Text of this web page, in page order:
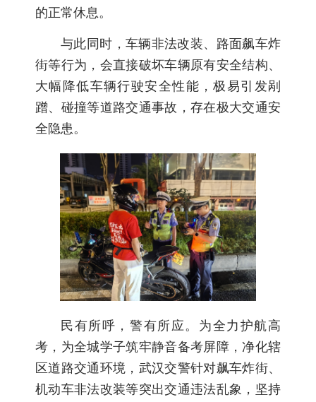
的正常休息。
与此同时，车辆非法改装、路面飙车炸
街等行为，会直接破坏车辆原有安全结构、
大幅降低车辆行驶安全性能，极易引发剐
蹭、碰撞等道路交通事故，存在极大交通安
全隐患。
民有所呼，警有所应。为全力护航高
考，为全城学子筑牢静音备考屏障，净化辖
区道路交通环境，武汉交警针对飙车炸街、
机动车非法改装等突出交通违法乱象，坚持